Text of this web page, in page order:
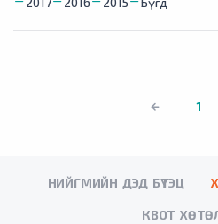
1
НИЙГМИЙН ДЭД БҮТЭЦ
КВОТ